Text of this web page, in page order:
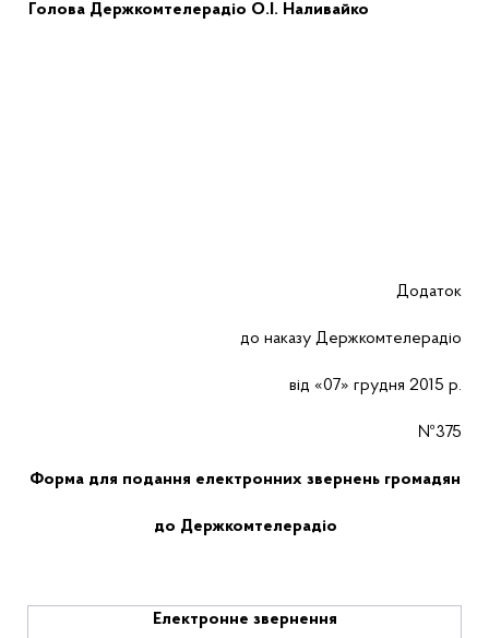
Голова Держкомтелерадіо О.І. Наливайко
Додаток
до наказу Держкомтелерадіо
від «07» грудня 2015 р.
№375
Форма для подання електронних звернень громадян
до Держкомтелерадіо
Електронне звернення